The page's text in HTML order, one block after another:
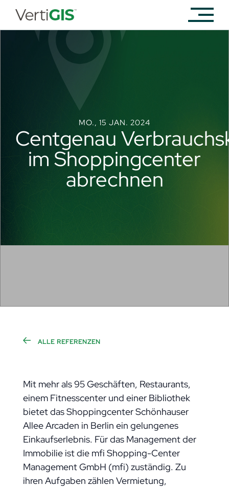
MO., 15 JAN. 2024
Centgenau
im Shoppingcenter
abrechnen
ALLE REFERENZEN
Mit mehr als 95 Geschäften, Restaurants,
einem Fitnesscenter und einer Bibliothek
bietet das Shoppingcenter Schönhauser
Allee Arcaden in Berlin ein gelungenes
Einkaufserlebnis. Für das Management der
Immobilie ist die mfi Shopping-Center
Management GmbH (mfi) zuständig. Zu
ihren Aufgaben zählen Vermietung,